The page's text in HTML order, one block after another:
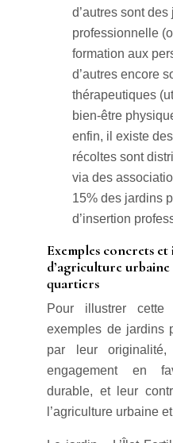
d’autres sont
professionnelle
formation aux
d’autres encore
thérapeutiques
bien-être
enfin, il existe
récoltes sont
via des
15% des jardins
d’insertion
Exemples concrets
d’agriculture
quartiers
Pour illustrer cette
exemples de jardins
par leur
engagement en
durable, et leur
l’agriculture urbaine